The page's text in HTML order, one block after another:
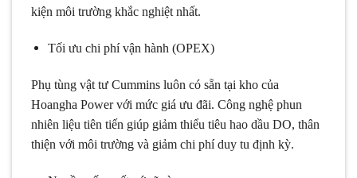
kiện môi trường khắc nghiệt nhất.
Tối ưu chi phí vận hành (OPEX)
Phụ tùng vật tư Cummins luôn có sẵn tại kho của
Hoangha Power với mức giá ưu đãi. Công nghệ phun
nhiên liệu tiên tiến giúp giảm thiểu tiêu hao dầu DO, thân
thiện với môi trường và giảm chi phí duy tu định kỳ.